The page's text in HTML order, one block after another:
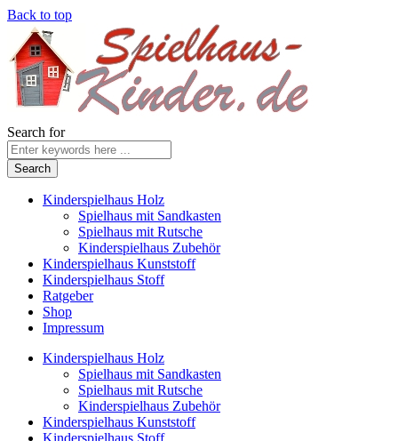
Back to top
Search for
Kinderspielhaus Holz
Spielhaus mit Sandkasten
Spielhaus mit Rutsche
Kinderspielhaus Zubehör
Kinderspielhaus Kunststoff
Kinderspielhaus Stoff
Ratgeber
Shop
Impressum
Kinderspielhaus Holz
Spielhaus mit Sandkasten
Spielhaus mit Rutsche
Kinderspielhaus Zubehör
Kinderspielhaus Kunststoff
Kinderspielhaus Stoff